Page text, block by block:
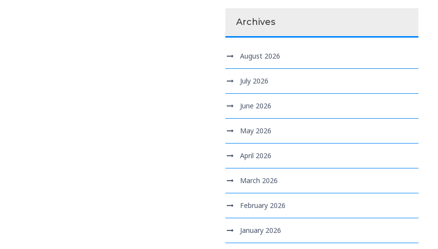
Archives
August 2026
July 2026
June 2026
May 2026
April 2026
March 2026
February 2026
January 2026